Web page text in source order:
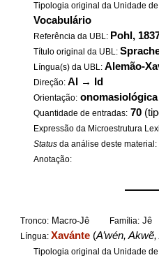
Tipologia original da Unidade
Vocabulário
Referência da UBL: Pohl,
Título original da UBL:
Língua(s) da UBL:Alemão-
Direção:Al → Id
Orientação: onomasiológica
Quantidade de entradas: 70
Expressão da Microestrutura
Status da análise deste material:
Anotação:
Tronco: Macro-Jê Família: Jê
Língua:Xavánte (A’wén,
Tipologia original da Unidade